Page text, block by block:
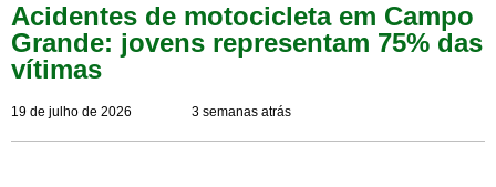
Acidentes de motocicleta em Campo
Grande: jovens representam 75% das
vítimas
19 de julho de 2026 3 semanas atrás